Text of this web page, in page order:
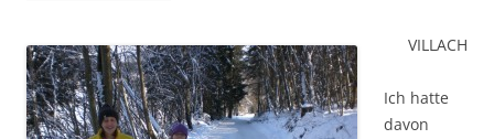
VILLACH
Ich hatte
davon